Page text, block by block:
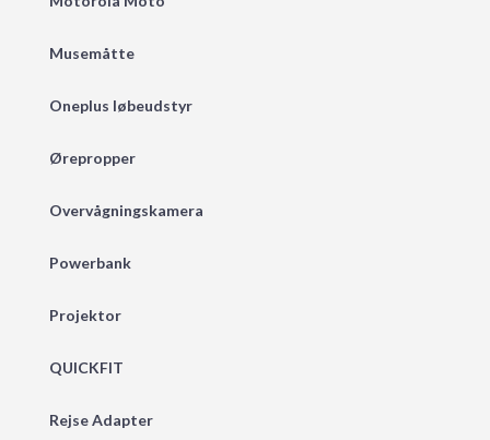
Musemåtte
Oneplus løbeudstyr
Ørepropper
Overvågningskamera
Powerbank
Projektor
QUICKFIT
Rejse Adapter